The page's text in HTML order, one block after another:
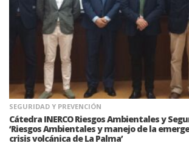
SEGURIDAD Y PREVENCIÓN
Cátedra INERCO Riesgos Ambientales y
‘Riesgos Ambientales y manejo de la
crisis volcánica de La Palma’